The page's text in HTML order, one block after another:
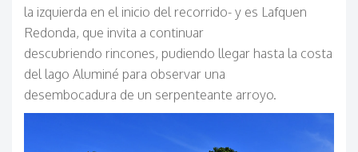
la izquierda en el inicio del recorrido- y es Lafquen
Redonda, que invita a continuar
descubriendo rincones, pudiendo llegar hasta la costa
del lago Aluminé para observar una
desembocadura de un serpenteante arroyo.